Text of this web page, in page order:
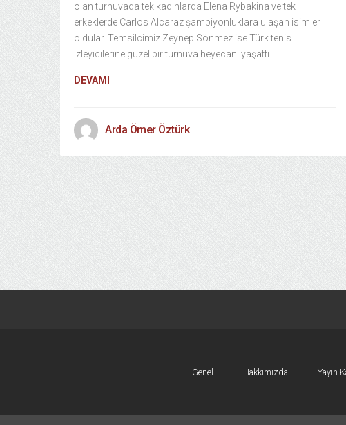
olan turnuvada tek kadınlarda Elena Rybakina ve tek
erkeklerde Carlos Alcaraz şampiyonluklara ulaşan isimler
oldular. Temsilcimiz Zeynep Sönmez ise Türk tenis
izleyicilerine güzel bir turnuva heyecanı yaşattı.
DEVAMI
Arda Ömer Öztürk
Genel Hakkımızda Yayın